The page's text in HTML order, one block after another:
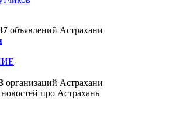
объявлений Астрахани
организаций Астрахани
новостей про Астрахань